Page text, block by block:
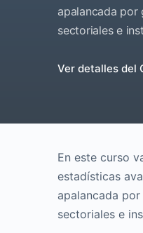
apalancada por
sectoriales e
Ver detalles del
En este curso
estadísticas
apalancada
sectoriales e